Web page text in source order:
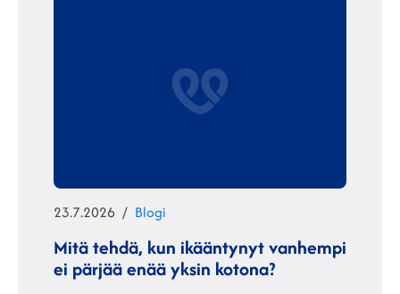
Julkaistu
23.7.2026 Kategoriat
Blogi
Mitä tehdä, kun ikääntynyt vanhempi
ei pärjää enää yksin kotona?